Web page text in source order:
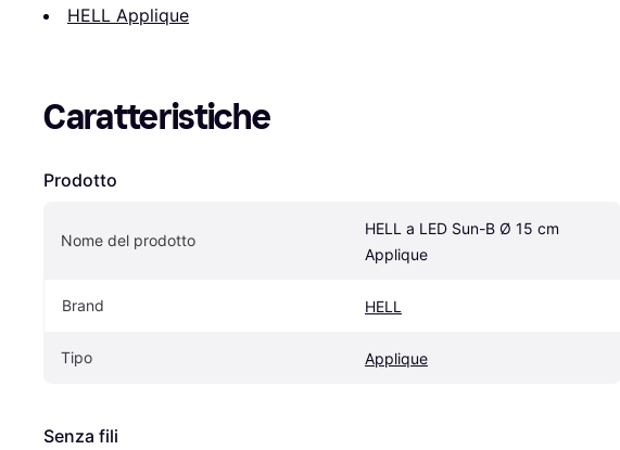
HELL Applique
Caratteristiche
Prodotto
Nome del prodotto
HELL a LED Sun-B Ø 15 cm
Applique
Brand HELL
Tipo Applique
Senza fili